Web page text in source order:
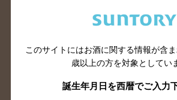
滋賀県のバー検索
和歌山県
山口県のバー検索
鳥取県
島根県のバー検索
徳島県
香川県のバー検索
愛媛県
このサイトにはお酒に関する情報が含ま
歳以上の方を対象としてい
誕生年月日を西暦でご入力